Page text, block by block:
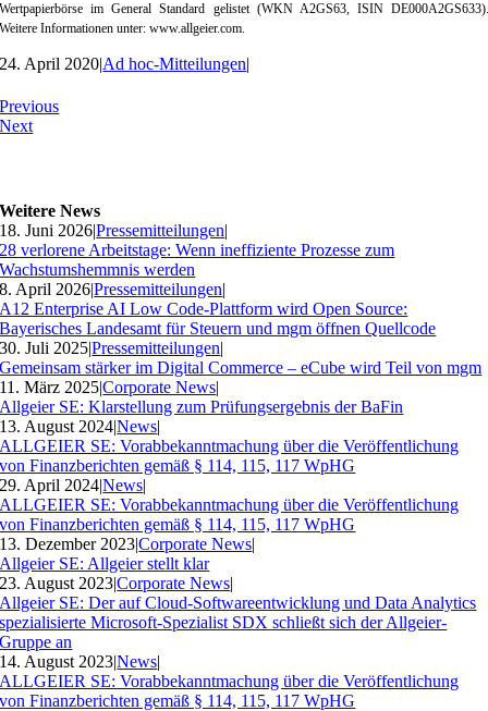
Wertpapierbörse im General Standard gelistet (WKN A2GS63, ISIN DE000A2GS633).
Weitere Informationen unter: www.allgeier.com.
24. April 2020|Ad hoc-Mitteilungen|
Previous
Next
Weitere News
18. Juni 2026|Pressemitteilungen|
28 verlorene Arbeitstage: Wenn ineffiziente Prozesse zum
Wachstumshemmnis werden
8. April 2026|Pressemitteilungen|
A12 Enterprise AI Low Code-Plattform wird Open Source:
Bayerisches Landesamt für Steuern und mgm öffnen Quellcode
30. Juli 2025|Pressemitteilungen|
Gemeinsam stärker im Digital Commerce – eCube wird Teil von mgm
11. März 2025|Corporate News|
Allgeier SE: Klarstellung zum Prüfungsergebnis der BaFin
13. August 2024|News|
ALLGEIER SE: Vorabbekanntmachung über die Veröffentlichung
von Finanzberichten gemäß § 114, 115, 117 WpHG
29. April 2024|News|
ALLGEIER SE: Vorabbekanntmachung über die Veröffentlichung
von Finanzberichten gemäß § 114, 115, 117 WpHG
13. Dezember 2023|Corporate News|
Allgeier SE: Allgeier stellt klar
23. August 2023|Corporate News|
Allgeier SE: Der auf Cloud-Softwareentwicklung und Data Analytics
spezialisierte Microsoft-Spezialist SDX schließt sich der Allgeier-
Gruppe an
14. August 2023|News|
ALLGEIER SE: Vorabbekanntmachung über die Veröffentlichung
von Finanzberichten gemäß § 114, 115, 117 WpHG